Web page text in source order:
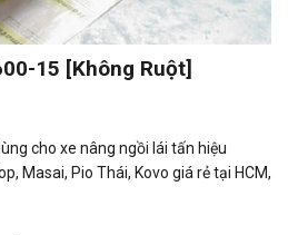
15 [Không Ruột]
cho xe nâng ngồi lái tấn hiệu
Masai, Pio Thái, Kovo giá rẻ tại HCM,